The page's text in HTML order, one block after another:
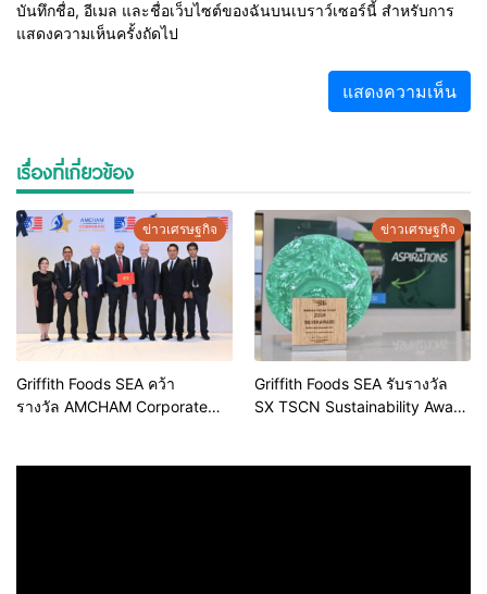
บันทึกชื่อ, อีเมล และชื่อเว็บไซต์ของฉันบนเบราว์เซอร์นี้ สำหรับการ
แสดงความเห็นครั้งถัดไป
เรื่องที่เกี่ยวข้อง
ข่าวเศรษฐกิจ
Griffith Foods SEA คว้า
รางวัล AMCHAM Corporate
ข่าวเศรษฐกิจ
Griffith Foods SEA รับรางวัล
SX TSCN Sustainability Award